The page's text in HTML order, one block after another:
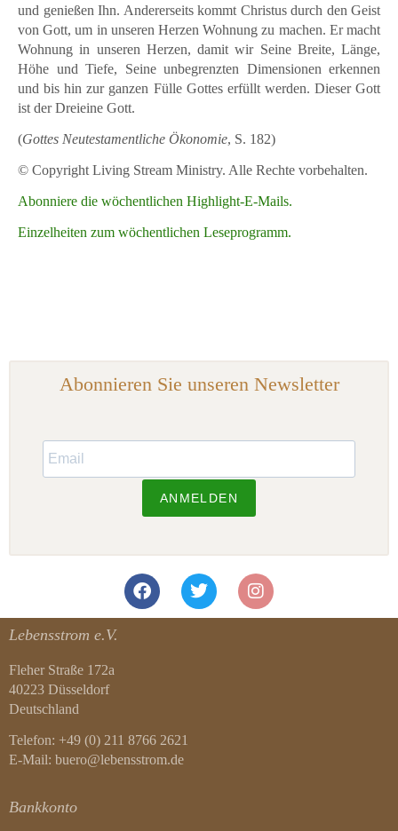
und genießen Ihn. Andererseits kommt Christus durch den Geist
von Gott, um in unseren Herzen Wohnung zu machen. Er macht
Wohnung in unseren Herzen, damit wir Seine Breite, Länge,
Höhe und Tiefe, Seine unbegrenzten Dimensionen erkennen
und bis hin zur ganzen Fülle Gottes erfüllt werden. Dieser Gott
ist der Dreieine Gott.
(Gottes Neutestamentliche Ökonomie, S. 182)
© Copyright Living Stream Ministry. Alle Rechte vorbehalten.
Abonniere die wöchentlichen Highlight-E-Mails.
Einzelheiten zum wöchentlichen Leseprogramm.
Abonnieren Sie unseren Newsletter
ANMELDEN
Lebensstrom e.V.
Fleher Straße 172a
40223 Düsseldorf
Deutschland
Telefon: +49 (0) 211 8766 2621
E-Mail: buero@lebensstrom.de
Bankkonto